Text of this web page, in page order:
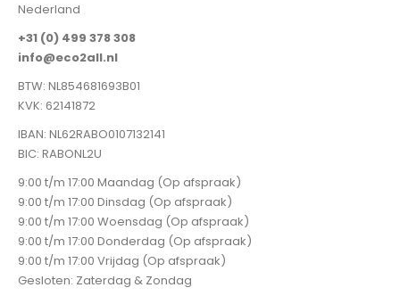
Nederland
+31 (0) 499 378 308
info@eco2all.nl
BTW: NL854681693B01
KVK: 62141872
IBAN: NL62RABO0107132141
BIC: RABONL2U
9:00 t/m 17:00 Maandag (Op afspraak)
9:00 t/m 17:00 Dinsdag (Op afspraak)
9:00 t/m 17:00 Woensdag (Op afspraak)
9:00 t/m 17:00 Donderdag (Op afspraak)
9:00 t/m 17:00 Vrijdag (Op afspraak)
Gesloten: Zaterdag & Zondag